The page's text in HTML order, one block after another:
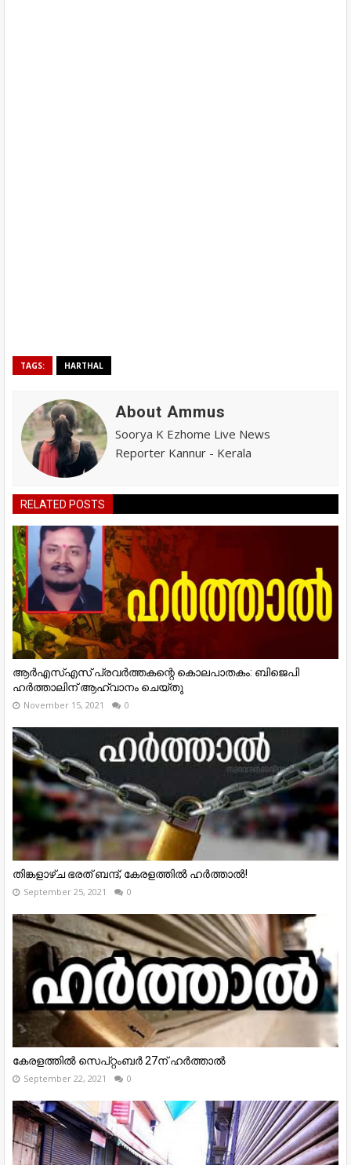
TAGS: HARTHAL
About Ammus
Soorya K Ezhome Live News
Reporter Kannur - Kerala
RELATED POSTS
ആർഎസ്എസ് പ്രവർത്തകന്റെ കൊലപാതകം: ബിജെപി
ഹർത്താലിന് ആഹ്വാനം ചെയ്തു
November 15, 2021 0
തിങ്കളാഴ്ച ഭരത് ബന്ദ്; കേരളത്തിൽ ഹർത്താല്‍!
September 25, 2021 0
കേരളത്തിൽ സെപ്റ്റംബർ 27ന് ഹർത്താൽ
September 22, 2021 0